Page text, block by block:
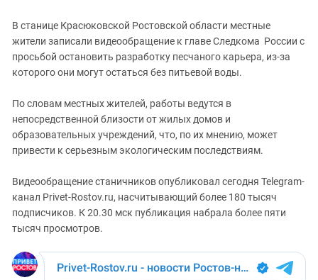
ЮФО
В станице Красюковской Ростовской области местные
жители записали видеообращение к главе Следкома России с
просьбой остановить разработку песчаного карьера, из-за
которого они могут остаться без питьевой воды.
По словам местных жителей, работы ведутся в
непосредственной близости от жилых домов и
образовательных учреждений, что, по их мнению, может
привести к серьезным экологическим последствиям.
Видеообращение станичников опубликовал сегодня Telegram-
канал Privet-Rostov.ru, насчитывающий более 180 тысяч
подписчиков. К 20.30 мск публикация набрала более пяти
тысяч просмотров.